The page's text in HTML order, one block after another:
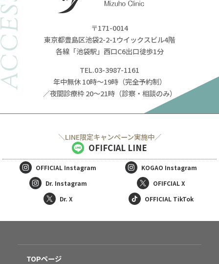
〒171-0014
東京都豊島区池袋2-2-1ウイックスビル4階
各線「池袋駅」西口C6出口徒歩1分
TEL.03-3987-1161
年中無休 10時～19時（完全予約制）
／夜間診療枠 20～21時（診察・相談のみ）
＼LINE限定キャンペーン実施中／
OFIFCIAL LINE
OFFICIAL Instagram KOGAO Instagram
Dr. Instagram
OFIFCIAL X
Dr. X
OFFICIAL TikTok
TOPページ